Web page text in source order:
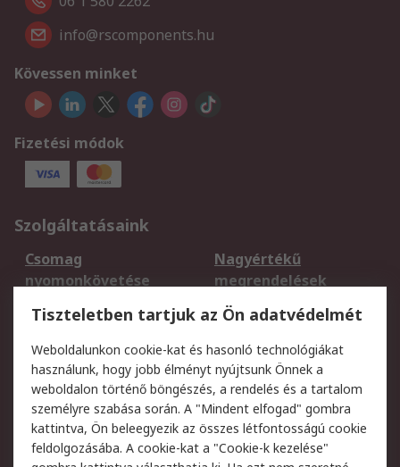
info@rscomponents.hu
Kövessen minket
Fizetési módok
Szolgáltatásaink
Csomag
nyomonkövetése
Nagyértékű
megrendelések
Regisztráció
Szállítás
Termékvisszaküldés
Szolgáltatások
Jogi
Adatvédelmi
szabályzat
Az RS értékesítési
feltételei
Tiszteletben tartjuk az Ön adatvédelmét
Weboldalunkon cookie-kat és hasonló technológiákat
használunk, hogy jobb élményt nyújtsunk Önnek a
weboldalon történő böngészés, a rendelés és a tartalom
személyre szabása során. A "Mindent elfogad" gombra
kattintva, Ön beleegyezik az összes létfontosságú cookie
feldolgozásába. A cookie-kat a "Cookie-k kezelése"